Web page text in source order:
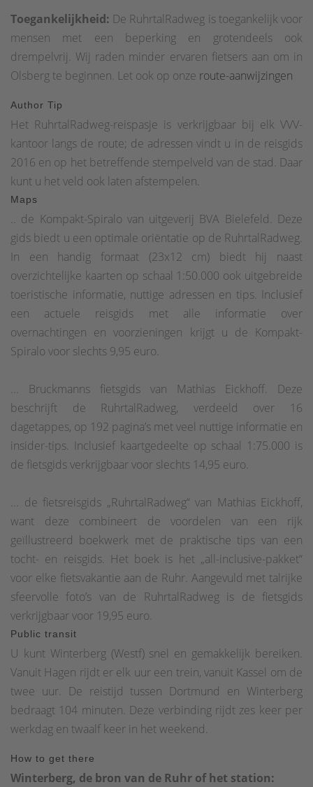
een fietspad langs de rivier, grotendeels autovrij op apart
aangelegde fiets- en boswegen.• Trajecten die gevaar
lopen bij hoogwater zijn met borden aangegeven met een
omleiding bij hoogwater.• Het landschap varieert van het
cultuurlandschap in het Sauerland tot het industriële
cultuurlandschap van het Ruhrgebied.• Bij het doorkruisen
van dorpen zijn er aantrekkelijke bezienswaardigheden en
voorzieningen te vinden.
Toegankelijkheid: De RuhrtalRadweg is toegankelijk voor
mensen met een beperking en grotendeels ook
drempelvrij. Wij raden minder ervaren fietsers aan om in
Olsberg te beginnen. Let ook op onze route-aanwijzingen
Author Tip
Het RuhrtalRadweg-reispasje is verkrijgbaar bij elk VVV-
kantoor langs de route; de adressen vindt u in de reisgids
2016 en op het betreffende stempelveld van de stad. Daar
kunt u het veld ook laten afstempelen.
Maps
.. de Kompakt-Spiralo van uitgeverij BVA Bielefeld. Deze
gids biedt u een optimale oriëntatie op de RuhrtalRadweg.
In een handig formaat (23x12 cm) biedt hij naast
overzichtelijke kaarten op schaal 1:50.000 ook uitgebreide
toeristische informatie, nuttige adressen en tips. Inclusief
een actuele reisgids met alle informatie over
overnachtingen en voorzieningen krijgt u de Kompakt-
Spiralo voor slechts 9,95 euro.
... Bruckmanns fietsgids van Mathias Eickhoff. Deze
beschrijft de RuhrtalRadweg, verdeeld over 16
dagetappes, op 192 pagina’s met veel nuttige informatie en
insider-tips. Inclusief kaartgedeelte op schaal 1:75.000 is
de fietsgids verkrijgbaar voor slechts 14,95 euro.
... de fietsreisgids „RuhrtalRadweg“ van Mathias Eickhoff,
want deze combineert de voordelen van een rijk
geïllustreerd boekwerk met de praktische tips van een
tocht- en reisgids. Het boek is het „all-inclusive-pakket“
voor elke fietsvakantie aan de Ruhr. Aangevuld met talrijke
sfeervolle foto’s van de RuhrtalRadweg is de fietsgids
verkrijgbaar voor 19,95 euro.
Public transit
U kunt Winterberg (Westf) snel en gemakkelijk bereiken.
Vanuit Hagen rijdt er elk uur een trein, vanuit Kassel om de
twee uur. De reistijd tussen Dortmund en Winterberg
bedraagt 104 minuten. Deze verbinding rijdt zes keer per
werkdag en twaalf keer in het weekend.
How to get there
Winterberg, de bron van de Ruhr of het station: